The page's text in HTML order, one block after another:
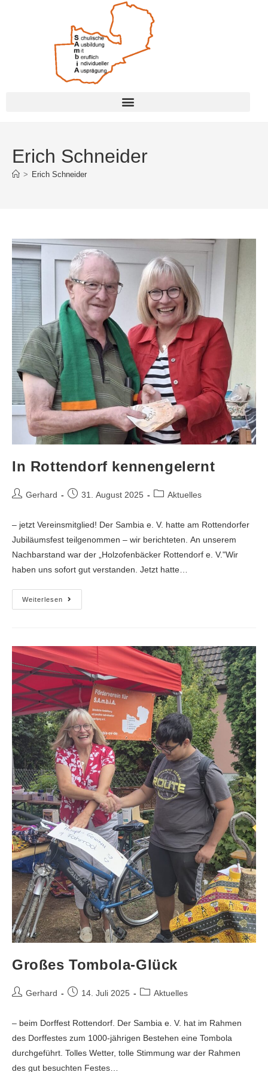
Erich Schneider
> Erich Schneider
In Rottendorf kennengelernt
Gerhard 31. August 2025 Aktuelles
– jetzt Vereinsmitglied! Der Sambia e. V. hatte am Rottendorfer
Jubiläumsfest teilgenommen – wir berichteten. An unserem
Nachbarstand war der „Holzofenbäcker Rottendorf e. V."Wir
haben uns sofort gut verstanden. Jetzt hatte…
Weiterlesen
Großes Tombola-Glück
Gerhard 14. Juli 2025 Aktuelles
– beim Dorffest Rottendorf. Der Sambia e. V. hat im Rahmen
des Dorffestes zum 1000-jährigen Bestehen eine Tombola
durchgeführt. Tolles Wetter, tolle Stimmung war der Rahmen
des gut besuchten Festes…